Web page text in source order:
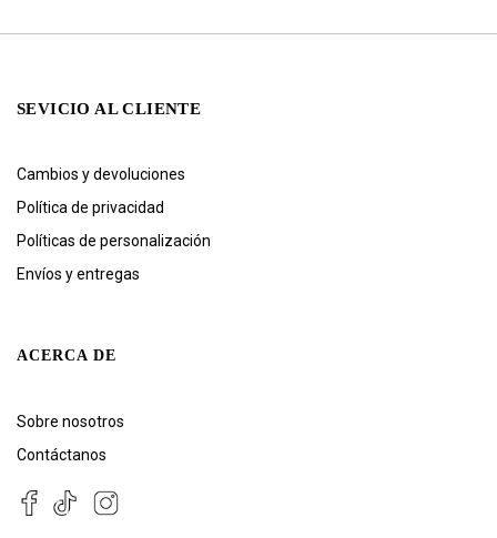
SEVICIO AL CLIENTE
Cambios y devoluciones
Política de privacidad
Políticas de personalización
Envíos y entregas
ACERCA DE
Sobre nosotros
Contáctanos